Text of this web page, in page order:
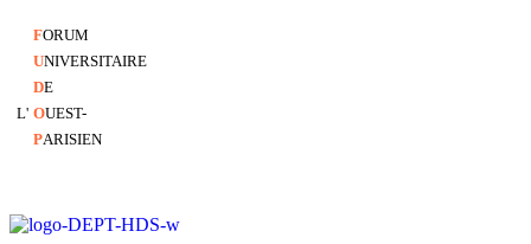
FORUM
UNIVERSITAIRE
DE
L' OUEST-
PARISIEN